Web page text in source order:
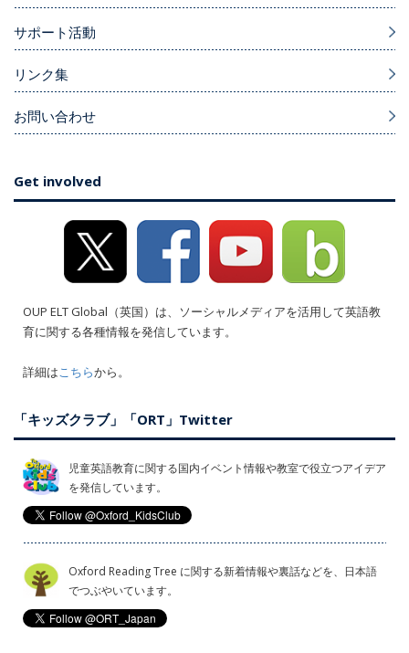
サポート活動
リンク集
お問い合わせ
Get involved
OUP ELT Global（英国）は、ソーシャルメディアを活用して英語教
育に関する各種情報を発信しています。
詳細はこちらから。
「キッズクラブ」「ORT」Twitter
児童英語教育に関する国内イベント情報や教室で役立つアイデア
を発信しています。
Oxford Reading Tree に関する新着情報や裏話などを、日本語
でつぶやいています。